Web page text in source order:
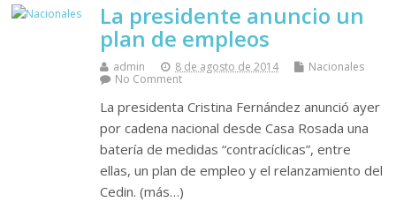
La presidente anuncio un
plan de empleos
admin 8 de agosto de 2014
Nacionales
No Comment
La presidenta Cristina Fernández anunció ayer
por cadena nacional desde Casa Rosada una
batería de medidas “contracíclicas”, entre
ellas, un plan de empleo y el relanzamiento del
Cedin. (más…)